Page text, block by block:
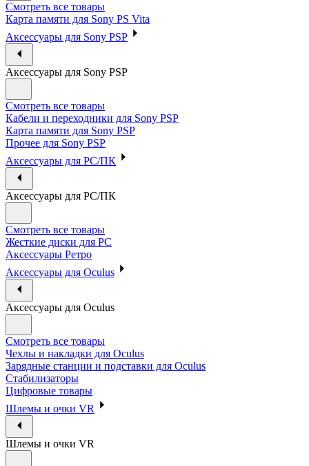
Смотреть все товары
Карта памяти для Sony PS Vita
Аксессуары для Sony PSP
Аксессуары для Sony PSP
Смотреть все товары
Кабели и переходники для Sony PSP
Карта памяти для Sony PSP
Прочее для Sony PSP
Аксессуары для PC/ПК
Аксессуары для PC/ПК
Смотреть все товары
Жесткие диски для PC
Аксессуары Ретро
Аксессуары для Oculus
Аксессуары для Oculus
Смотреть все товары
Чехлы и накладки для Oculus
Зарядные станции и подставки для Oculus
Стабилизаторы
Цифровые товары
Шлемы и очки VR
Шлемы и очки VR